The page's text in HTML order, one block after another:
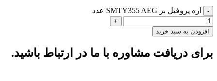
اره پروفیل بر SMTY355 AEG عدد
افزودن به سبد خرید
برای دریافت مشاوره با ما در ارتباط باشید.